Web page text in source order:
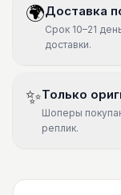
🌍Доставка
Срок 10–21
доставки.
✨Только
Шоперы
реплик.